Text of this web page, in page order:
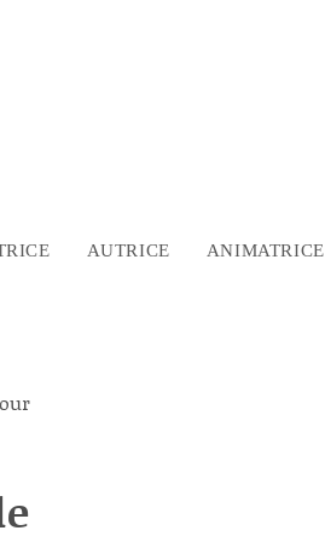
AUTRICE ANIMATRICE